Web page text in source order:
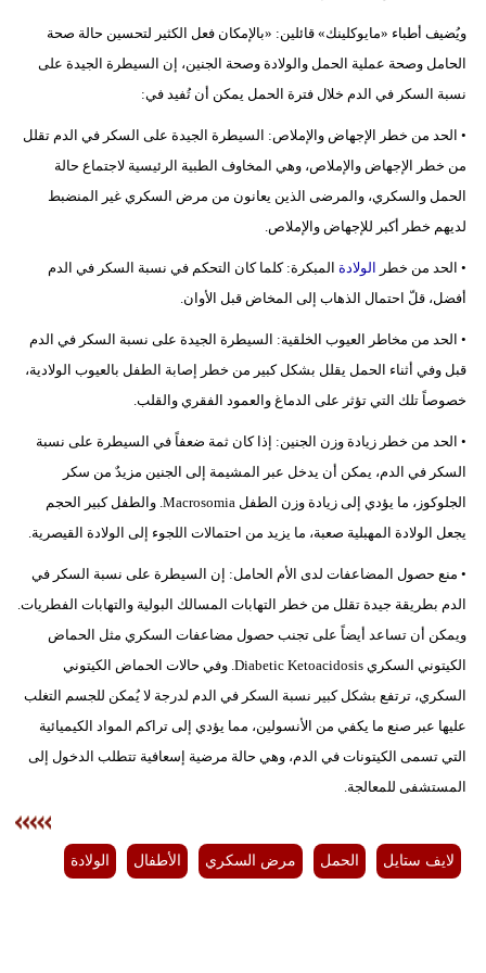
ويُضيف أطباء «مايوكلينك» قائلين: «بالإمكان فعل الكثير لتحسين حالة صحة
الحامل وصحة عملية الحمل والولادة وصحة الجنين، إن السيطرة الجيدة على
نسبة السكر في الدم خلال فترة الحمل يمكن أن تُفيد في:
• الحد من خطر الإجهاض والإملاص: السيطرة الجيدة على السكر في الدم تقلل
من خطر الإجهاض والإملاص، وهي المخاوف الطبية الرئيسية لاجتماع حالة
الحمل والسكري، والمرضى الذين يعانون من مرض السكري غير المنضبط
لديهم خطر أكبر للإجهاض والإملاص.
• الحد من خطر الولادة المبكرة: كلما كان التحكم في نسبة السكر في الدم
أفضل، قلّ احتمال الذهاب إلى المخاض قبل الأوان.
• الحد من مخاطر العيوب الخلقية: السيطرة الجيدة على نسبة السكر في الدم
قبل وفي أثناء الحمل يقلل بشكل كبير من خطر إصابة الطفل بالعيوب الولادية،
خصوصاً تلك التي تؤثر على الدماغ والعمود الفقري والقلب.
• الحد من خطر زيادة وزن الجنين: إذا كان ثمة ضعفاً في السيطرة على نسبة
السكر في الدم، يمكن أن يدخل عبر المشيمة إلى الجنين مزيدٌ من سكر
الجلوكوز، ما يؤدي إلى زيادة وزن الطفل Macrosomia. والطفل كبير الحجم
يجعل الولادة المهبلية صعبة، ما يزيد من احتمالات اللجوء إلى الولادة القيصرية.
• منع حصول المضاعفات لدى الأم الحامل: إن السيطرة على نسبة السكر في
الدم بطريقة جيدة تقلل من خطر التهابات المسالك البولية والتهابات الفطريات.
ويمكن أن تساعد أيضاً على تجنب حصول مضاعفات السكري مثل الحماض
الكيتوني السكري Diabetic Ketoacidosis. وفي حالات الحماض الكيتوني
السكري، ترتفع بشكل كبير نسبة السكر في الدم لدرجة لا يُمكن للجسم التغلب
عليها عبر صنع ما يكفي من الأنسولين، مما يؤدي إلى تراكم المواد الكيميائية
التي تسمى الكيتونات في الدم، وهي حالة مرضية إسعافية تتطلب الدخول إلى
المستشفى للمعالجة.
لايف ستايل الحمل مرض السكري الأطفال الولادة